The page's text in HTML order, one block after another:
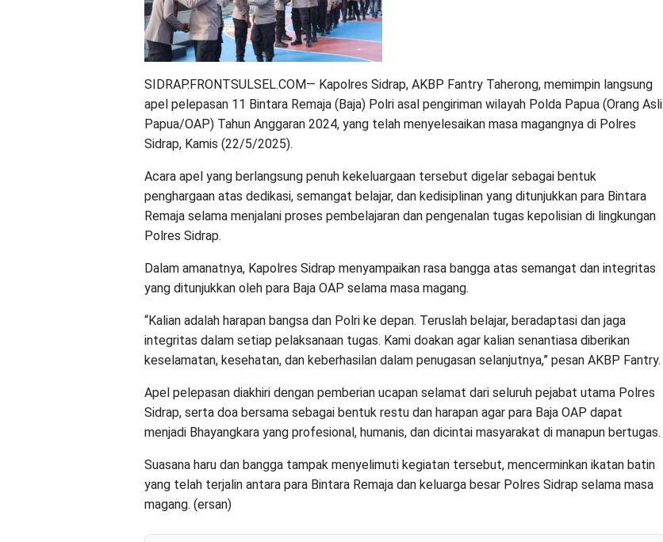
SIDRAP.FRONTSULSEL.COM— Kapolres Sidrap, AKBP Fantry Taherong, memimpin langsung
apel pelepasan 11 Bintara Remaja (Baja) Polri asal pengiriman wilayah Polda Papua (Orang Asli
Papua/OAP) Tahun Anggaran 2024, yang telah menyelesaikan masa magangnya di Polres
Sidrap, Kamis (22/5/2025).
Acara apel yang berlangsung penuh kekeluargaan tersebut digelar sebagai bentuk
penghargaan atas dedikasi, semangat belajar, dan kedisiplinan yang ditunjukkan para Bintara
Remaja selama menjalani proses pembelajaran dan pengenalan tugas kepolisian di lingkungan
Polres Sidrap.
Dalam amanatnya, Kapolres Sidrap menyampaikan rasa bangga atas semangat dan integritas
yang ditunjukkan oleh para Baja OAP selama masa magang.
“Kalian adalah harapan bangsa dan Polri ke depan. Teruslah belajar, beradaptasi dan jaga
integritas dalam setiap pelaksanaan tugas. Kami doakan agar kalian senantiasa diberikan
keselamatan, kesehatan, dan keberhasilan dalam penugasan selanjutnya,” pesan AKBP Fantry.
Apel pelepasan diakhiri dengan pemberian ucapan selamat dari seluruh pejabat utama Polres
Sidrap, serta doa bersama sebagai bentuk restu dan harapan agar para Baja OAP dapat
menjadi Bhayangkara yang profesional, humanis, dan dicintai masyarakat di manapun bertugas.
Suasana haru dan bangga tampak menyelimuti kegiatan tersebut, mencerminkan ikatan batin
yang telah terjalin antara para Bintara Remaja dan keluarga besar Polres Sidrap selama masa
magang. (ersan)